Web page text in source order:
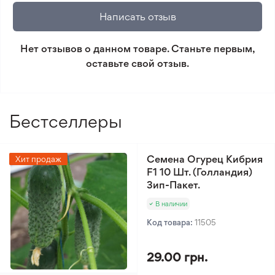
который не соответствует ожиданиям. Согласно
условиям возврата.
Минимальный заказ 300 грн.
Написать отзыв
Нет отзывов о данном товаре. Станьте первым,
оставьте свой отзыв.
Бестселлеры
Хит продаж
Семена Огурец Кибрия
F1 10 Шт. (Голландия)
Зип-Пакет.
В наличии
Код товара: 11505
29.00 грн.